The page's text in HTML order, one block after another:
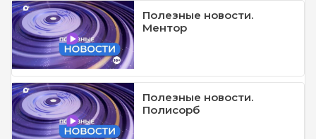
Полезные новости.
Ментор
Полезные новости.
Полисорб